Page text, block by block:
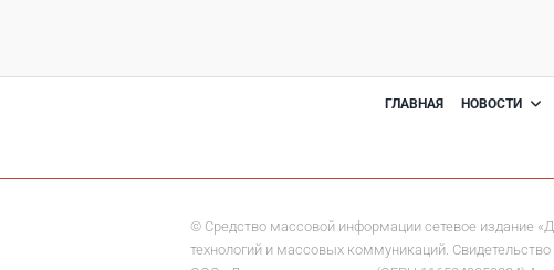
ГЛАВНАЯ НОВОСТИ
© Средство массовой информации сетевое издание
технологий и массовых коммуникаций.